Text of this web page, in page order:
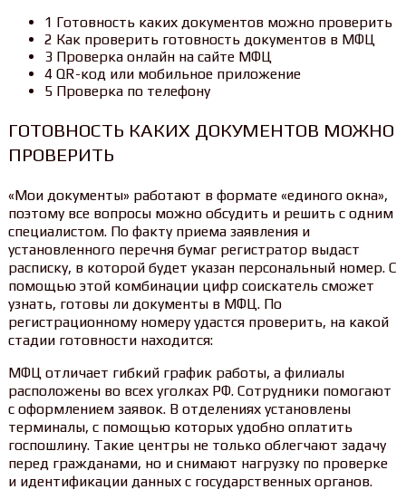
1 Готовность каких документов можно проверить
2 Как проверить готовность документов в МФЦ
3 Проверка онлайн на сайте МФЦ
4 QR-код или мобильное приложение
5 Проверка по телефону
ГОТОВНОСТЬ КАКИХ ДОКУМЕНТОВ МОЖНО
ПРОВЕРИТЬ
«Мои документы» работают в формате «единого окна»,
поэтому все вопросы можно обсудить и решить с одним
специалистом. По факту приема заявления и
установленного перечня бумаг регистратор выдаст
расписку, в которой будет указан персональный номер. С
помощью этой комбинации цифр соискатель сможет
узнать, готовы ли документы в МФЦ. По
регистрационному номеру удастся проверить, на какой
стадии готовности находится:
МФЦ отличает гибкий график работы, а филиалы
расположены во всех уголках РФ. Сотрудники помогают
с оформлением заявок. В отделениях установлены
терминалы, с помощью которых удобно оплатить
госпошлину. Такие центры не только облегчают задачу
перед гражданами, но и снимают нагрузку по проверке
и идентификации данных с государственных органов.